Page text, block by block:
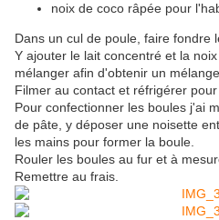
noix de coco râpée pour
Dans un cul de poule, faire fondre
Y ajouter le lait concentré et la
mélanger afin d'obtenir un
Filmer au contact et réfrigérer pour
Pour confectionner les boules j'ai
de pâte, y déposer une noisette
les mains pour former la boule.
Rouler les boules au fur et à
Remettre au frais.